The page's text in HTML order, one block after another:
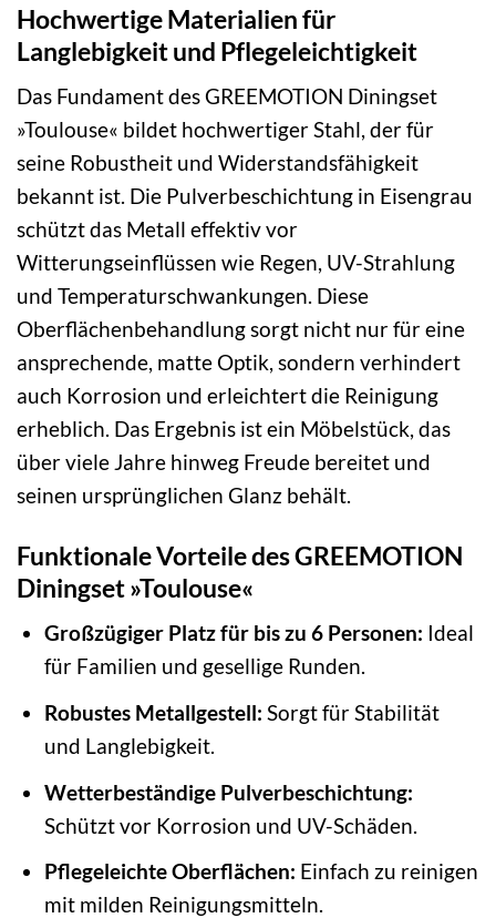
Hochwertige Materialien für
Langlebigkeit und Pflegeleichtigkeit
Das Fundament des GREEMOTION Diningset
»Toulouse« bildet hochwertiger Stahl, der für
seine Robustheit und Widerstandsfähigkeit
bekannt ist. Die Pulverbeschichtung in Eisengrau
schützt das Metall effektiv vor
Witterungseinflüssen wie Regen, UV-Strahlung
und Temperaturschwankungen. Diese
Oberflächenbehandlung sorgt nicht nur für eine
ansprechende, matte Optik, sondern verhindert
auch Korrosion und erleichtert die Reinigung
erheblich. Das Ergebnis ist ein Möbelstück, das
über viele Jahre hinweg Freude bereitet und
seinen ursprünglichen Glanz behält.
Funktionale Vorteile des GREEMOTION
Diningset »Toulouse«
Großzügiger Platz für bis zu 6 Personen: Ideal
für Familien und gesellige Runden.
Robustes Metallgestell: Sorgt für Stabilität
und Langlebigkeit.
Wetterbeständige Pulverbeschichtung:
Schützt vor Korrosion und UV-Schäden.
Pflegeleichte Oberflächen: Einfach zu reinigen
mit milden Reinigungsmitteln.